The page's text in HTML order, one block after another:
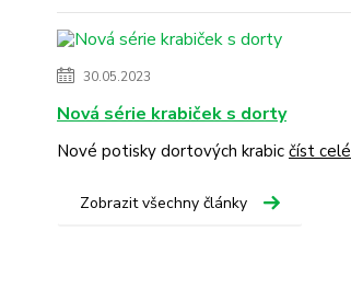
30.05.2023
Nová série krabiček s dorty
Nové potisky dortových krabic číst celé
Zobrazit všechny články